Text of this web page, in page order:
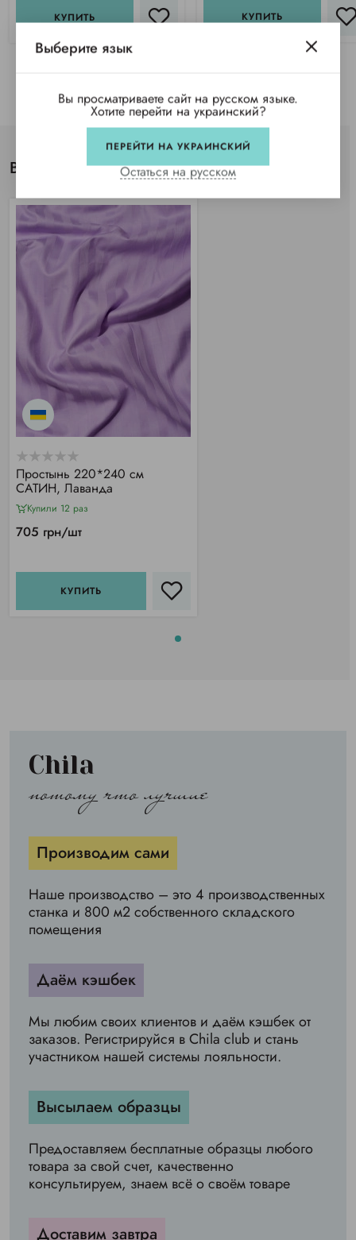
КУПИТЬ КУПИТЬ
Вы просматривали
Простынь 220*240 см
САТИН, Лаванда
Купили 12 раз
705 грн/шт
КУПИТЬ
Chila
потому что лучшие
Производим сами
Наше производство – это 4 производственных
станка и 800 м2 собственного складского
помещения
Даём кэшбек
Мы любим своих клиентов и даём кэшбек от
заказов. Регистрируйся в Chila club и стань
участником нашей системы лояльности.
Высылаем образцы
Предоставляем бесплатные образцы любого
товара за свой счет, качественно
консультируем, знаем всё о своём товаре
Доставим завтра
Выберите язык
Вы просматриваете сайт на русском языке.
Хотите перейти на украинский?
ПЕРЕЙТИ НА УКРАИНСКИЙ
Остаться на русском